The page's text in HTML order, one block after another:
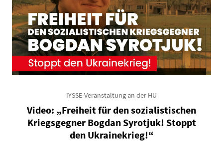
IYSSE-Veranstaltung an der HU
Video: „Freiheit für den sozialistischen
Kriegsgegner Bogdan Syrotjuk! Stoppt
den Ukrainekrieg!“